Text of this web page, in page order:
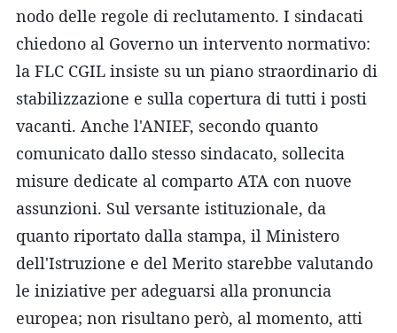
nodo delle regole di reclutamento. I sindacati
chiedono al Governo un intervento normativo:
la FLC CGIL insiste su un piano straordinario di
stabilizzazione e sulla copertura di tutti i posti
vacanti. Anche l'ANIEF, secondo quanto
comunicato dallo stesso sindacato, sollecita
misure dedicate al comparto ATA con nuove
assunzioni. Sul versante istituzionale, da
quanto riportato dalla stampa, il Ministero
dell'Istruzione e del Merito starebbe valutando
le iniziative per adeguarsi alla pronuncia
europea; non risultano però, al momento, atti